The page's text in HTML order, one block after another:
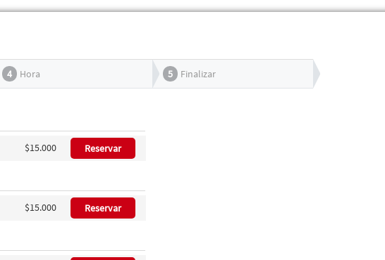
4 Hora 5 Finalizar
$15.000 Reservar
$15.000 Reservar